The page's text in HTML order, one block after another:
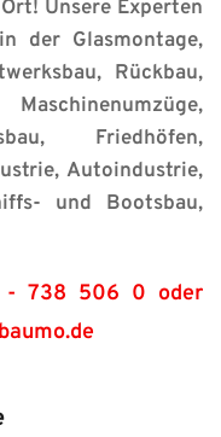
Unsere Experten
der Glasmontage,
Rückbau,
Friedhöfen,
Autoindustrie,
und Bootsbau,
- 738 506 0 oder